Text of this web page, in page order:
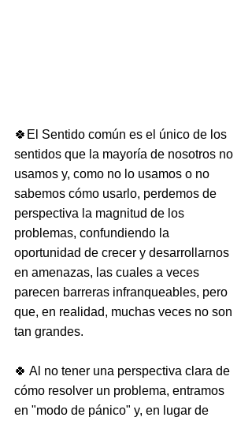
🍀El Sentido común es el único de los
sentidos que la mayoría de nosotros no
usamos y, como no lo usamos o no
sabemos cómo usarlo, perdemos de
perspectiva la magnitud de los
problemas, confundiendo la
oportunidad de crecer y desarrollarnos
en amenazas, las cuales a veces
parecen barreras infranqueables, pero
que, en realidad, muchas veces no son
tan grandes.
🍀 Al no tener una perspectiva clara de
cómo resolver un problema, entramos
en "modo de pánico" y, en lugar de